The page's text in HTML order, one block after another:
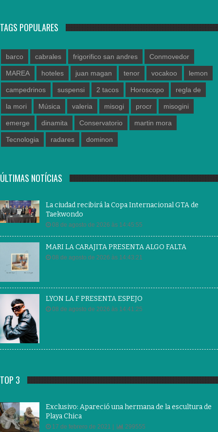
TAGS POPULARES
barco cabrales frigorifico san andres Conmovedor
MAREA hoteles juan magan tenor vocakoo lemon
campedrinos suspensi 2 tacos Horoscopo regla de
la mori Música valeria misogi procr misogini
emerge dinamita Conservatorio martin mora
Tecnologia radares dominon
ÚLTIMAS NOTÍCIAS
La ciudad recibirá la Copa Internacional GTA de
Taekwondo
08 de agosto de 2026 às 14:45:55
MARI LA CARAJITA PRESENTA ALGO FALTA
08 de agosto de 2026 às 14:43:21
LYON LA F PRESENTA ESPEJO
08 de agosto de 2026 às 14:41:25
TOP 3
Exclusivo: Apareció una hermana de la escultura de
Playa Chica
17 de febrero de 2021 | 299555